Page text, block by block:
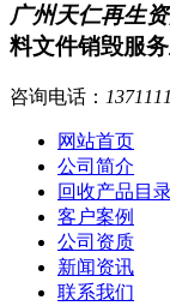
广州天仁再生
料文件销毁服务
咨询电话：
网站首页
公司简介
回收产品目
客户案例
公司资质
新闻资讯
联系我们